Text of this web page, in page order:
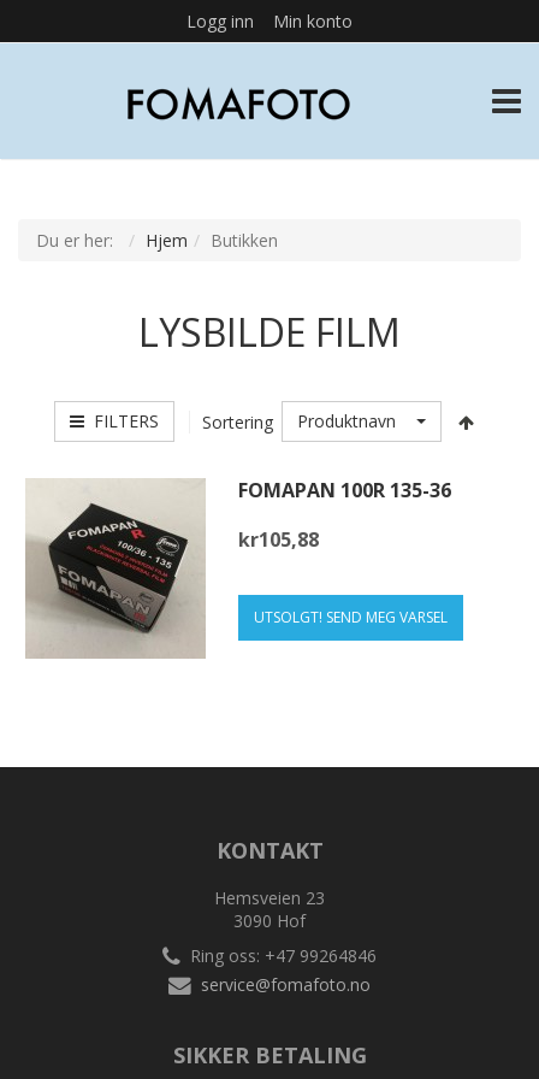
Logg inn Min konto
Du er her: Hjem Butikken
LYSBILDE FILM
FILTERS Sortering Produktnavn
FOMAPAN 100R 135-36
kr105,88
UTSOLGT! SEND MEG VARSEL
KONTAKT
Hemsveien 23
3090 Hof
Ring oss: +47 99264846
service@fomafoto.no
SIKKER BETALING